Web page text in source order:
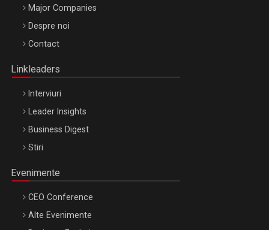
Be Inspired. Make it Happen!, ARTEMIS LETO, ORADEA, 8
Octombrie
Major Companies
Despre noi
Contact
Linkleaders
Interviuri
Leader Insights
Business Digest
Stiri
Evenimente
CEO Conference
Alte Evenimente